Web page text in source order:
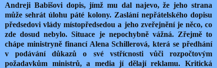
Andreji Babišovi dopis, jímž mu dal najevo, že jeho strana
může sehrát úlohu páté kolony. Zaslání nepřátelského dopisu
předsedovi vlády místopředsedou a jeho zveřejnění je něco, co
zde dosud nebylo. Situace je nepochybně vážná. Zřejmě to
chápe ministryně financí Alena Schillerová, která se předhání
v podávání důkazů o své vstřícnosti vůči rozpočtovým
požadavkům ministrů, a media jí dělají reklamu. Kritická